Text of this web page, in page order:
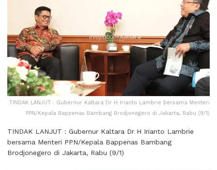
TINDAK LANJUT : Gubernur Kaltara Dr H Irianto Lambrie bersama Menteri
PPN/Kepala Bappenas Bambang Brodjonegero di Jakarta, Rabu (9/1)
TINDAK LANJUT : Gubernur Kaltara Dr H Irianto Lambrie
bersama Menteri PPN/Kepala Bappenas Bambang
Brodjonegero di Jakarta, Rabu (9/1)